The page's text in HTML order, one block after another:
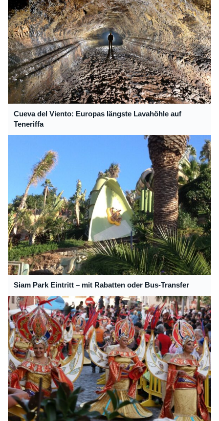
Cueva del Viento: Europas längste Lavahöhle auf
Teneriffa
Siam Park Eintritt – mit Rabatten oder Bus-Transfer